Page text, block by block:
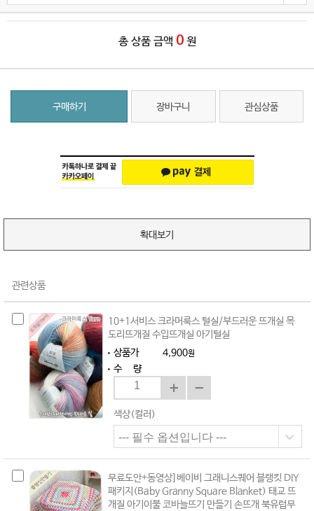
총 상품 금액 0 원
구매하기 장바구니 관심상품
확대보기
관련상품
10+1서비스 크라머룩스 털실/부드러운 뜨개실 목
도리뜨개질 수입뜨개실 아기털실
상품가
4,900원
수 량
색상(컬러)
무료도안+동영상]베이비 그래니스퀘어 블랭킷 DIY
패키지(Baby Granny Square Blanket) 태교 뜨
개질 아기이불 코바늘뜨기 만들기 손뜨개 북유럽무